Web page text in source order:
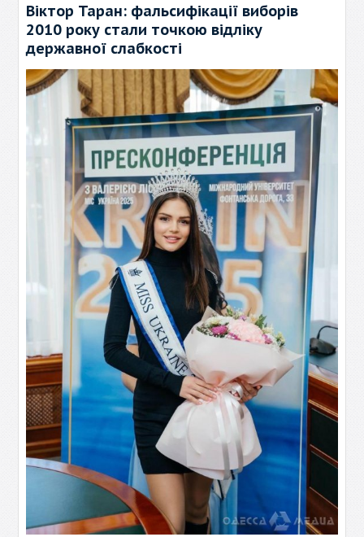
Віктор Таран: фальсифікації виборів
2010 року стали точкою відліку
державної слабкості